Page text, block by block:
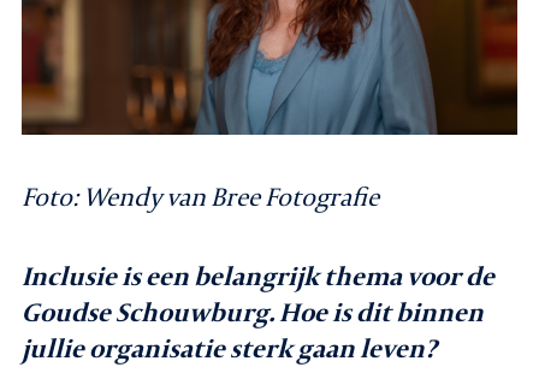
Aanmelden nieuwsbrief
Foto: Wendy van Bree Fotografie
Inclusie is een belangrijk thema voor de
Goudse Schouwburg. Hoe is dit binnen
jullie organisatie sterk gaan leven?